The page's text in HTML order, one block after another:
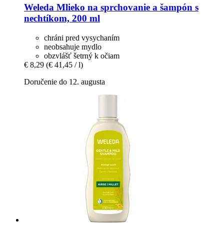
Weleda Mlieko na sprchovanie a šampón s
nechtíkom, 200 ml
chráni pred vysychaním
neobsahuje mydlo
obzvlášť šetrný k očiam
€ 8,29 (€ 41,45 / l)
Doručenie do 12. augusta